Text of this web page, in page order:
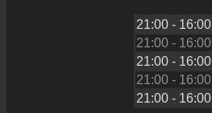
16:00 - 21:00
16:00 - 21:00
16:00 - 21:00
16:00 - 21:00
16:00 - 21:00